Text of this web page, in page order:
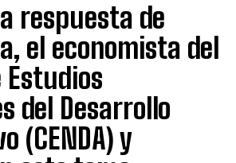
respuesta de
el economista del
Estudios
del Desarrollo
(CENDA) y